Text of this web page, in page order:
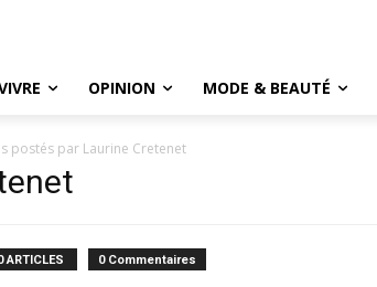
OPINION MODE & BEAUTÉ
postés par Laurine Cretenet
ARTICLES 0 Commentaires